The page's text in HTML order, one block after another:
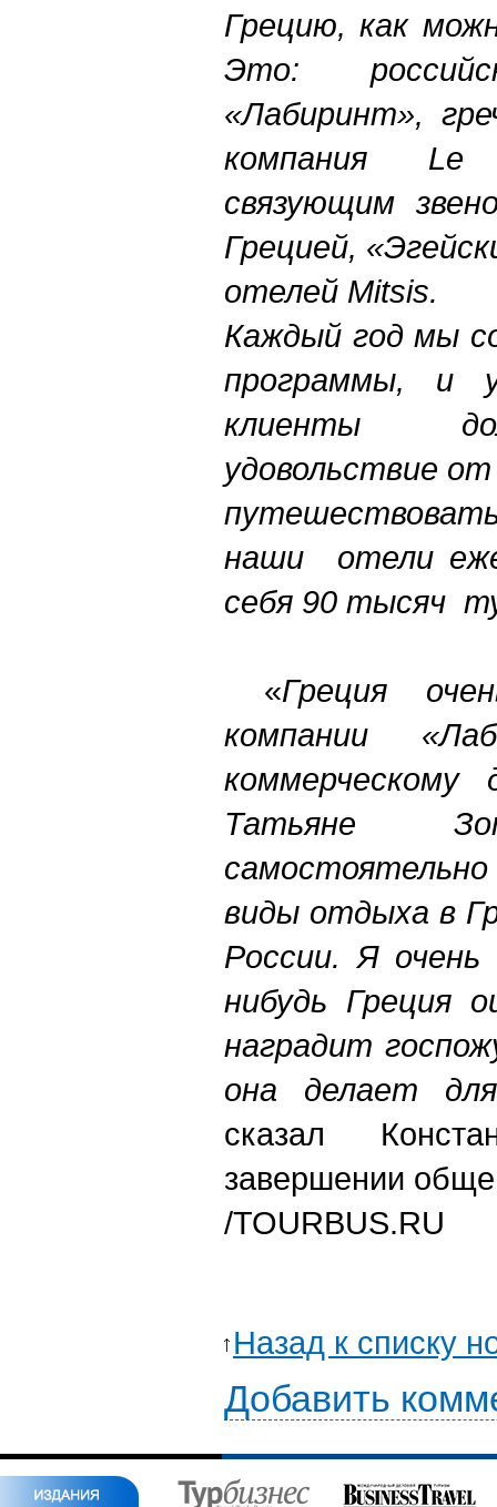
Грецию, как
Это:
«Лабиринт»,
компания
связующим
Грецией,
отелей Mitsis.
Каждый год мы
программы, и
клиенты
удовольствие
наши отели
себя 90 тысяч
«Греция
компании
коммерческому
Татьяне
виды отдыха в
России. Я
нибудь Греция
наградит
она делает
сказал
завершении
/TOURBUS.RU
Назад к списку
Добавить